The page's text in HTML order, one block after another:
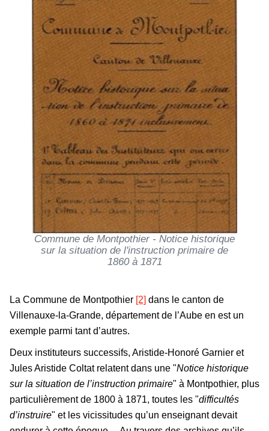
Commune de Montpothier - Notice historique
sur la situation de l'instruction primaire de
1860 à 1871
La Commune de Montpothier [2] dans le canton de
Villenauxe-la-Grande, département de l’Aube en est un
exemple parmi tant d’autres.
Deux instituteurs successifs, Aristide-Honoré Garnier et
Jules Aristide Coltat relatent dans une "Notice historique
sur la situation de l’instruction primaire" à Montpothier, plus
particulièrement de 1800 à 1871, toutes les "difficultés
d’instruire" et les vicissitudes qu’un enseignant devait